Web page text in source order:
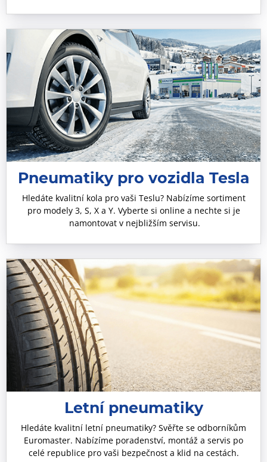
Pneumatiky pro vozidla Tesla
Hledáte kvalitní kola pro vaši Teslu? Nabízíme sortiment
pro modely 3, S, X a Y. Vyberte si online a nechte si je
namontovat v nejbližším servisu.
Letní pneumatiky
Hledáte kvalitní letní pneumatiky? Svěřte se odborníkům
Euromaster. Nabízíme poradenství, montáž a servis po
celé republice pro vaši bezpečnost a klid na cestách.